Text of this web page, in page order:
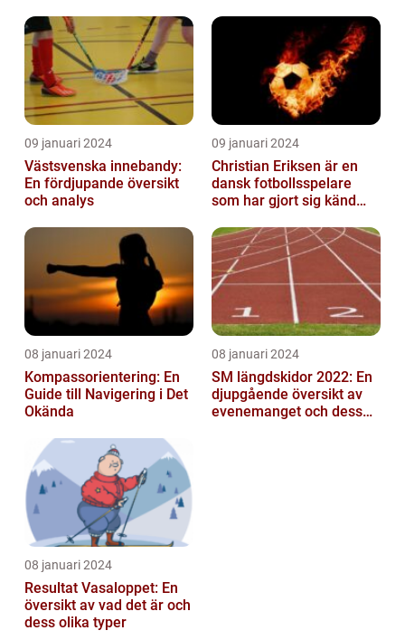
09 januari 2024
Västsvenska innebandy:
En fördjupande översikt
och analys
09 januari 2024
Christian Eriksen är en
dansk fotbollsspelare
som har gjort sig känd
mittfältarna...
08 januari 2024
Kompassorientering: En
Guide till Navigering i Det
Okända
08 januari 2024
SM längdskidor 2022: En
djupgående översikt av
evenemanget och dess
08 januari 2024
Resultat Vasaloppet: En
översikt av vad det är och
dess olika typer